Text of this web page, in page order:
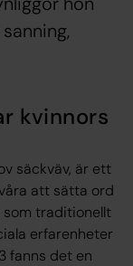
kvinnors
säckväv, är ett
att sätta ord
som traditionellt
erfarenheter
fanns det en